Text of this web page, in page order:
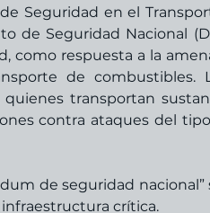
Seguridad en el
de Seguridad Nacional
como respuesta a la
de combustibles.
transportan
contra ataques del
de seguridad nacional”
crítica.